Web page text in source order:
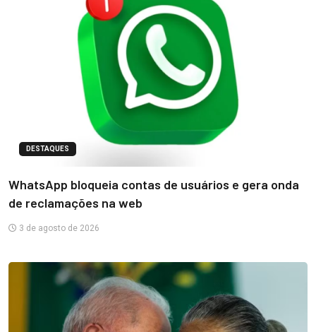
DESTAQUES
WhatsApp bloqueia contas de usuários e gera onda
de reclamações na web
3 de agosto de 2026